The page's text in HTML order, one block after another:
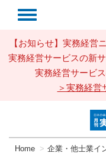
【お知らせ】実務経営
実務経営サービスの新
実務経営サービ
＞実務経営
Home 企業・他士業イ